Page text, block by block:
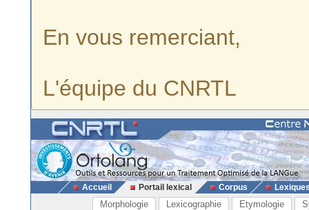
En vous remerciant,
L'équipe du CNRTL
Accueil Portail lexical Corpus
Morphologie Lexicographie Etymologie